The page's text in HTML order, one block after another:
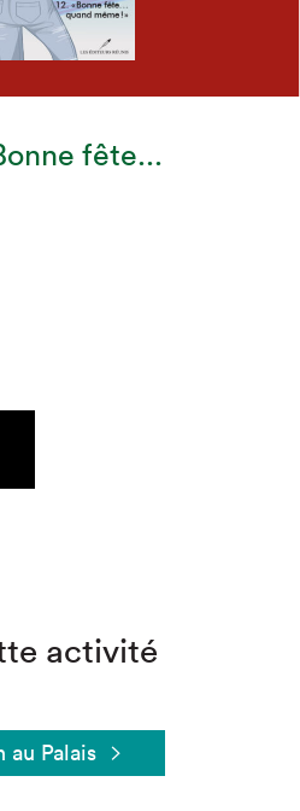
fête...
activité
au Palais